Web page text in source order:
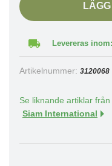
Levereras
Artikelnummer: 3120068
Se liknande artiklar från
Siam International